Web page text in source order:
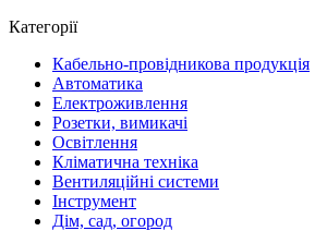
Категорії
Кабельно-провідникова продукція
Автоматика
Електроживлення
Розетки, вимикачі
Освітлення
Кліматична техніка
Вентиляційні системи
Інструмент
Дім, сад, огород